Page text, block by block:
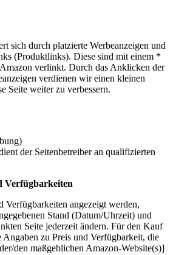
sich durch platzierte Werbeanzeigen und
(Produktlinks). Diese sind mit einem *
verlinkt. Durch das Anklicken der
verdienen wir einen kleinen
Seite weiter zu verbessern.
der Seitenbetreiber an qualifizierten
Verfügbarkeiten
Verfügbarkeiten angezeigt werden,
Stand (Datum/Uhrzeit) und
Seite jederzeit ändern. Für den Kauf
Angaben zu Preis und Verfügbarkeit, die
den maßgeblichen Amazon-Website(s)]